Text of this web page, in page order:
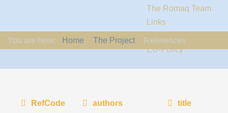
The Romaq Team
Links
Contact us
EU-Policy
You are here: Home The Project References
RefCode authors title